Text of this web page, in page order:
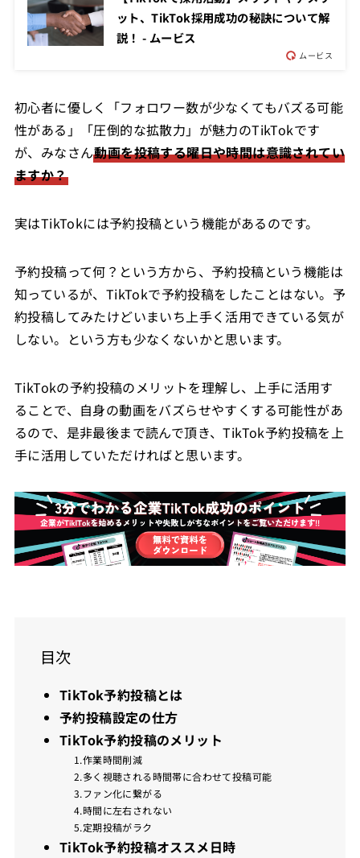
ット、TikTok採用成功の秘訣について解
説！ - ムービス
ムービス
初心者に優しく「フォロワー数が少なくてもバズる可能
性がある」「圧倒的な拡散力」が魅力のTikTokです
が、みなさん動画を投稿する曜日や時間は意識されてい
ますか？
実はTikTokには予約投稿という機能があるのです。
予約投稿って何？という方から、予約投稿という機能は
知っているが、TikTokで予約投稿をしたことはない。予
約投稿してみたけどいまいち上手く活用できている気が
しない。という方も少なくないかと思います。
TikTokの予約投稿のメリットを理解し、上手に活用す
ることで、自身の動画をバズらせやすくする可能性があ
るので、是非最後まで読んで頂き、TikTok予約投稿を上
手に活用していただければと思います。
目次
TikTok予約投稿とは
予約投稿設定の仕方
TikTok予約投稿のメリット
1.作業時間削減
2.多く視聴される時間帯に合わせて投稿可能
3.ファン化に繋がる
4.時間に左右されない
5.定期投稿がラク
TikTok予約投稿オススメ日時